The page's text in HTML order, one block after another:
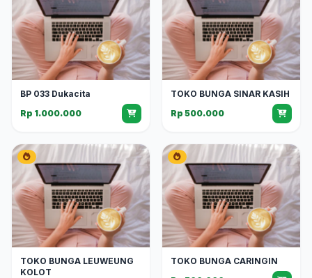
BP 033 Dukacita
Rp 1.000.000
TOKO BUNGA SINAR KASIH
Rp 500.000
TOKO BUNGA LEUWEUNG
KOLOT
TOKO BUNGA CARINGIN